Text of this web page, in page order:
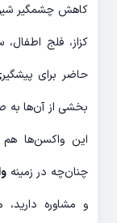
کاهش چشمگیر
کزاز، فلج
بخشی از آن‌ها به
این واکسن‌ها هم
چنان‌چه در زمینه
و مشاوره